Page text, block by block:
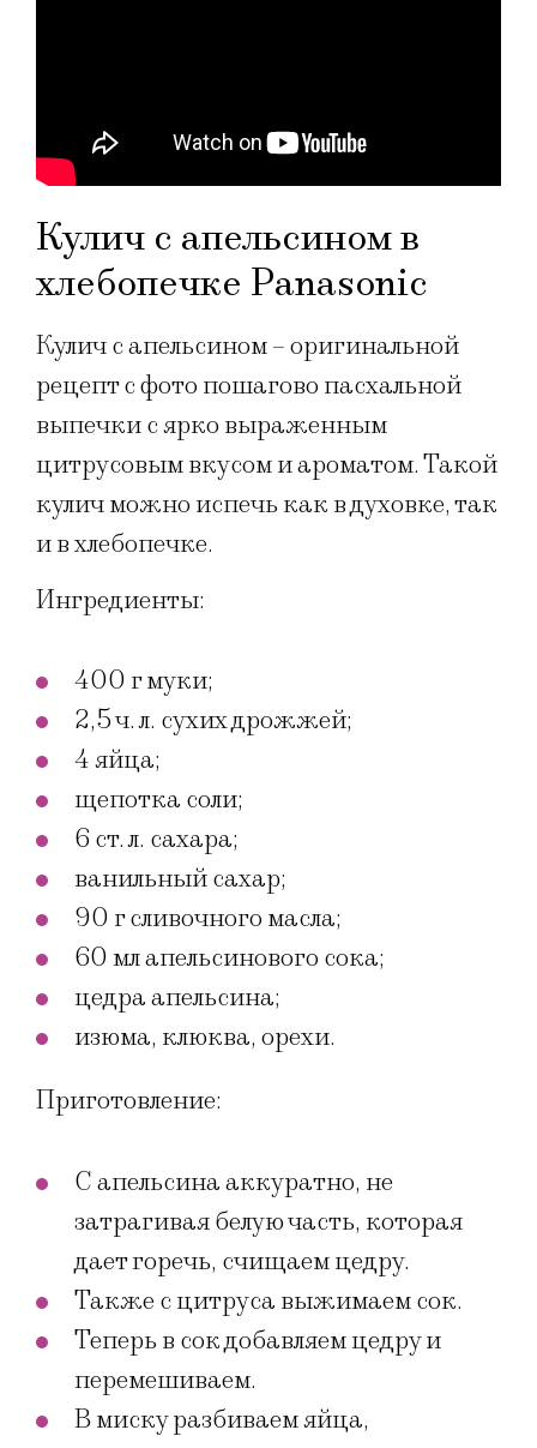
Кулич с апельсином в
хлебопечке Panasonic
Кулич с апельсином – оригинальной
рецепт с фото пошагово пасхальной
выпечки с ярко выраженным
цитрусовым вкусом и ароматом. Такой
кулич можно испечь как в духовке, так
и в хлебопечке.
Ингредиенты:
400 г муки;
2,5 ч. л. сухих дрожжей;
4 яйца;
щепотка соли;
6 ст. л. сахара;
ванильный сахар;
90 г сливочного масла;
60 мл апельсинового сока;
цедра апельсина;
изюма, клюква, орехи.
Приготовление:
С апельсина аккуратно, не
затрагивая белую часть, которая
дает горечь, счищаем цедру.
Также с цитруса выжимаем сок.
Теперь в сок добавляем цедру и
перемешиваем.
В миску разбиваем яйца,